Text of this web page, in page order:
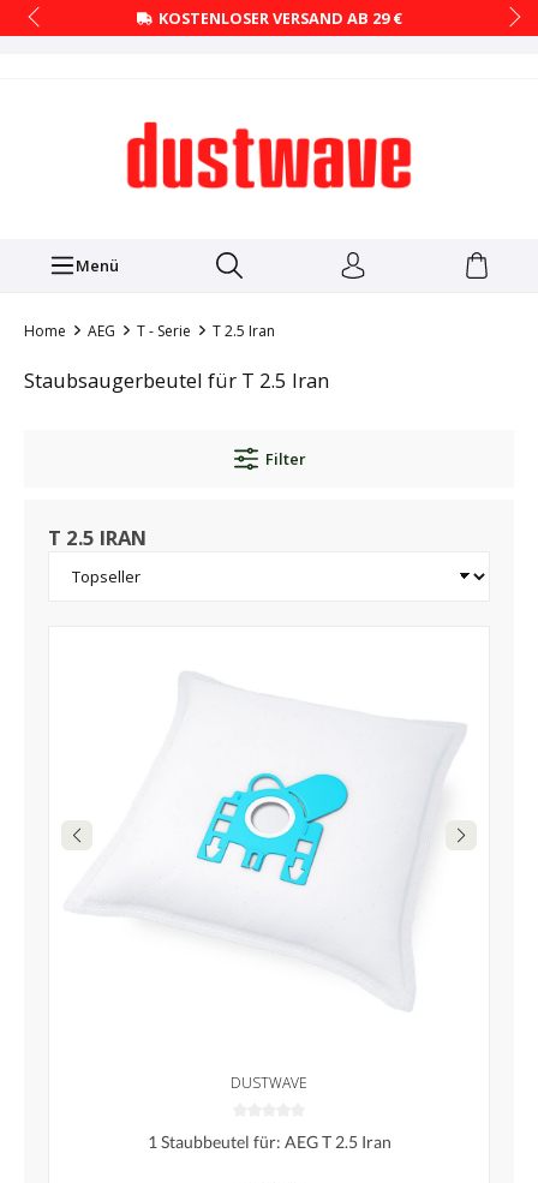
KOSTENLOSER VERSAND AB 29 €
Menü
Home AEG T - Serie T 2.5 Iran
Staubsaugerbeutel für T 2.5 Iran
Filter
T 2.5 IRAN
DUSTWAVE
1 Staubbeutel für: AEG T 2.5 Iran